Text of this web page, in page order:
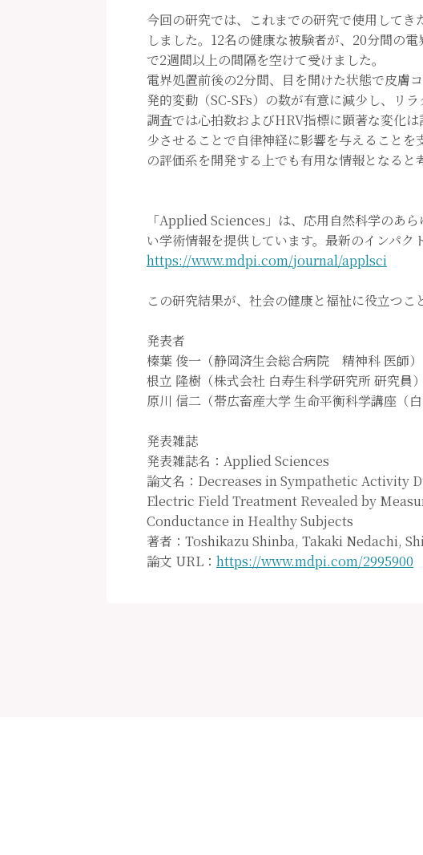
今回の研究では、これまでの研究で使用して
しました。12名の健康な被験者が、20分間の
で2週間以上の間隔を空けて受けました。
電界処置前後の2分間、目を開けた状態で皮膚
発的変動（SC-SFs）の数が有意に減少し、リ
調査では心拍数およびHRV指標に顕著な変化
少させることで自律神経に影響を与えること
の評価系を開発する上でも有用な情報となると
「Applied Sciences」は、応用自然科学のあ
い学術情報を提供しています。最新のインパク
https://www.mdpi.com/journal/applsci
この研究結果が、社会の健康と福祉に役立つこ
発表者
榛葉 俊一（静岡済生会総合病院 精神科 医師）
根立 隆樹（株式会社 白寿生科学研究所 研究員）
原川 信二（帯広畜産大学 生命平衡科学講座（白
発表雑誌
発表雑誌名：Applied Sciences
論文名：Decreases in Sympathetic
Electric Field Treatment Revealed by
Conductance in Healthy Subjects
著者：Toshikazu Shinba, Takaki Nedachi,
論文 URL： https://www.mdpi.com/2995900